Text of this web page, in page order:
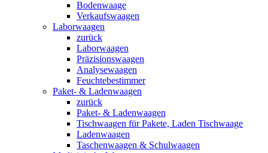
Bodenwaage
Verkaufswaagen
Laborwaagen
zurück
Laborwaagen
Präzisionswaagen
Analysewaagen
Feuchtebestimmer
Paket- & Ladenwaagen
zurück
Paket- & Ladenwaagen
Tischwaagen für Pakete, Laden Tischwaage
Ladenwaagen
Taschenwaagen & Schulwaagen